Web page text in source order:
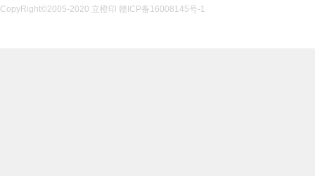
CopyRight©2005-2020 立橙印 赣ICP备16008145号-1